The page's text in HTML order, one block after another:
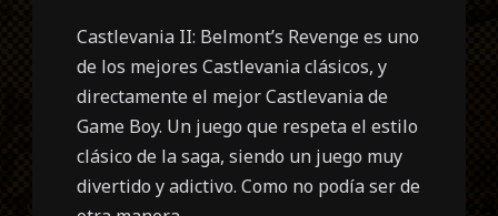
Castlevania II: Belmont’s Revenge es uno
de los mejores Castlevania clásicos, y
directamente el mejor Castlevania de
Game Boy. Un juego que respeta el estilo
clásico de la saga, siendo un juego muy
divertido y adictivo. Como no podía ser de